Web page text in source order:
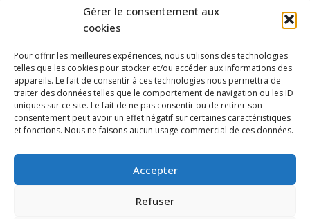
Gérer le consentement aux
cookies
Pour offrir les meilleures expériences, nous utilisons des technologies
telles que les cookies pour stocker et/ou accéder aux informations des
appareils. Le fait de consentir à ces technologies nous permettra de
traiter des données telles que le comportement de navigation ou les ID
uniques sur ce site. Le fait de ne pas consentir ou de retirer son
consentement peut avoir un effet négatif sur certaines caractéristiques
et fonctions. Nous ne faisons aucun usage commercial de ces données.
Accepter
Refuser
UNSS (9) upe2a (7) vidéo
Voyage en provence 2026
Voyage à Bruxelles 2024 (4) Wahid Chakib (4)
éco-délégués (7)
Politique de cookies